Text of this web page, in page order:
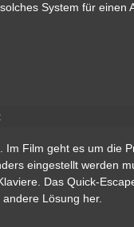
System für einen
:
Film geht es um die
eingestellt werden
Das Quick-
Lösung her.